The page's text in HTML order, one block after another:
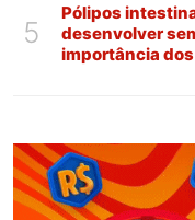
5
Pólipos
desenvolver
importância